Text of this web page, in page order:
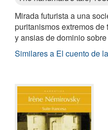
Mirada futurista a una
puritanismos extremos
y ansias de dominio
Similares a El cuento de